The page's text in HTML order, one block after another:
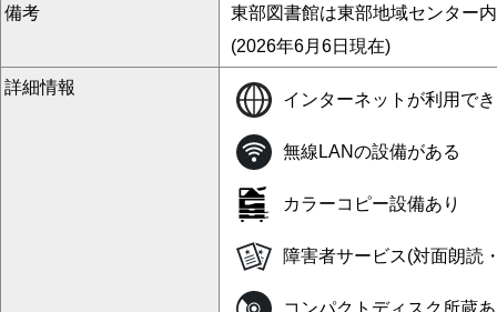
備考
東部図書館は東部地域センター
(2026年6月6日現在)
詳細情報
インターネットが利用で
無線LANの設備がある
カラーコピー設備あり
障害者サービス(対面朗読
コンパクトディスク所蔵